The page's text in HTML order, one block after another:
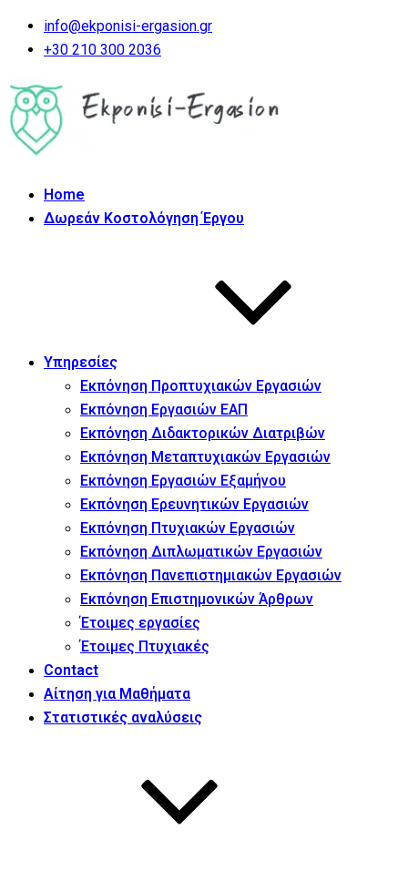
info@ekponisi-ergasion.gr
+30 210 300 2036
Home
Δωρεάν Κοστολόγηση Έργου
Υπηρεσίες
Εκπόνηση Προπτυχιακών Εργασιών
Εκπόνηση Εργασιών ΕΑΠ
Εκπόνηση Διδακτορικών Διατριβών
Εκπόνηση Μεταπτυχιακών Εργασιών
Εκπόνηση Εργασιών Εξαμήνου
Εκπόνηση Ερευνητικών Εργασιών
Εκπόνηση Πτυχιακών Εργασιών
Εκπόνηση Διπλωματικών Εργασιών
Εκπόνηση Πανεπιστημιακών Εργασιών
Εκπόνηση Επιστημονικών Άρθρων
Έτοιμες εργασίες
Έτοιμες Πτυχιακές
Contact
Αίτηση για Μαθήματα
Στατιστικές αναλύσεις